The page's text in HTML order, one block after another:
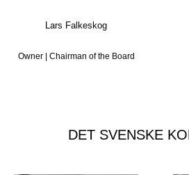
Lars Falkeskog
Owner | Chairman of the Board
DET SVENSKE